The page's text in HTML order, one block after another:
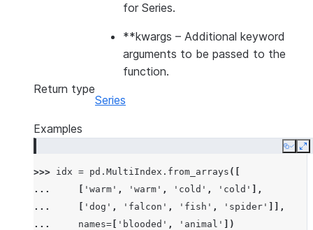
for Series.
**kwargs – Additional keyword
arguments to be passed to the
function.
Return type
Series
Examples
Copy
>>> idx = pd . MultiIndex . from_arrays ([
...
'warm' , 'warm' , 'cold' , 'cold'
],
...
'dog' , 'falcon' , 'fish' , 'spider'
]],
...
names= 'blooded' , 'animal'
])